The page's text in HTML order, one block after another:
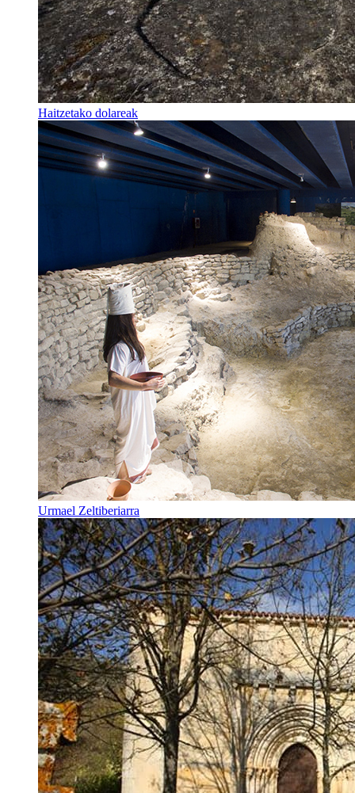
Haitzetako dolareak
Urmael Zeltiberiarra